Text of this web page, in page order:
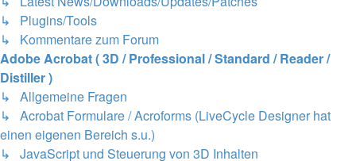
↳ Plugins/Tools
↳ Kommentare zum Forum
Adobe Acrobat ( 3D / Professional / Standard / Reader /
Distiller )
↳ Allgemeine Fragen
↳ Acrobat Formulare / Acroforms (LiveCycle Designer hat
einen eigenen Bereich s.u.)
↳ JavaScript und Steuerung von 3D Inhalten